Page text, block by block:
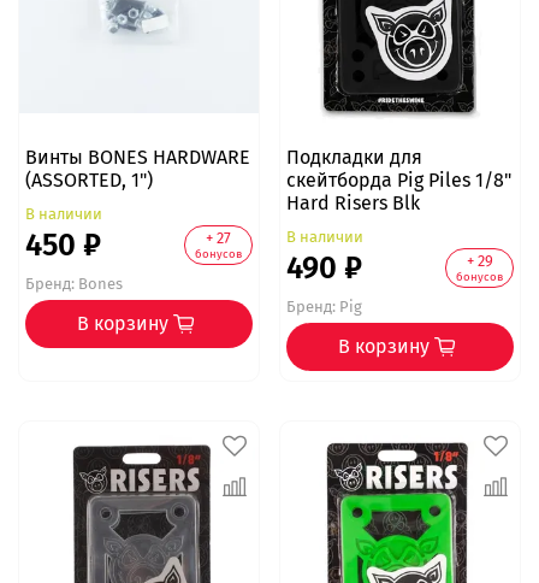
Винты BONES HARDWARE
(ASSORTED, 1")
В наличии
450 ₽ + 27
бонусов
Бренд:Bones
В корзину
Подкладки для
скейтборда Pig Piles 1/8"
Hard Risers Blk
В наличии
490 ₽ + 29
бонусов
Бренд:Pig
В корзину